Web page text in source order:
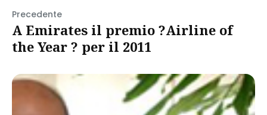
Precedente
A Emirates il premio ?Airline of
the Year ? per il 2011